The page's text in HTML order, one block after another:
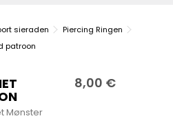
sieraden
Piercing Ringen
patroon
8,00 €